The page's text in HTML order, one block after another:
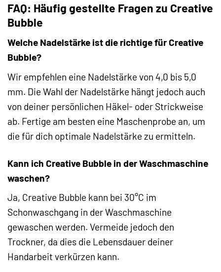
FAQ: Häufig gestellte Fragen zu Creative
Bubble
Welche Nadelstärke ist die richtige für Creative
Bubble?
Wir empfehlen eine Nadelstärke von 4,0 bis 5,0
mm. Die Wahl der Nadelstärke hängt jedoch auch
von deiner persönlichen Häkel- oder Strickweise
ab. Fertige am besten eine Maschenprobe an, um
die für dich optimale Nadelstärke zu ermitteln.
Kann ich Creative Bubble in der Waschmaschine
waschen?
Ja, Creative Bubble kann bei 30°C im
Schonwaschgang in der Waschmaschine
gewaschen werden. Vermeide jedoch den
Trockner, da dies die Lebensdauer deiner
Handarbeit verkürzen kann.